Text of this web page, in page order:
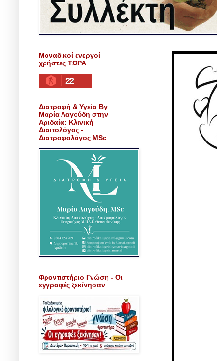
Μοναδικοί ενεργοί
χρήστες ΤΩΡΑ
22
Διατροφή & Υγεία By
Μαρία Λαγούδη στην
Αριδαία: Κλινική
Διαιτολόγος -
Διατροφολόγος MSc
Φροντιστήριο Γνώση - Οι
εγγραφές ξεκίνησαν